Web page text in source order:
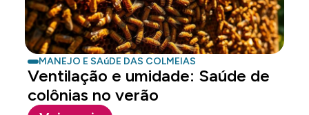
MANEJO E SAúDE DAS COLMEIAS
Ventilação e umidade: Saúde de
colônias no verão